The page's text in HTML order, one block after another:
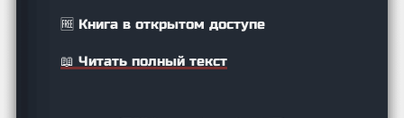
🆓 Книга в открытом доступе
📖 Читать полный текст